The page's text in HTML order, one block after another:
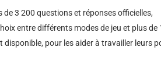
3 200 questions et réponses officielles,
entre différents modes de jeu et plus de
disponible, pour les aider à travailler leurs